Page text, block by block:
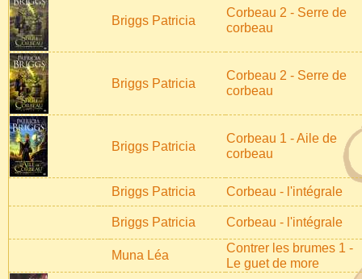
Briggs Patricia
Corbeau 2 - Serre de
corbeau
Briggs Patricia
Corbeau 2 - Serre de
corbeau
Briggs Patricia
Corbeau 1 - Aile de
corbeau
Briggs Patricia Corbeau - l'intégrale
Briggs Patricia Corbeau - l'intégrale
Muna Léa
Contrer les brumes 1 -
Le guet de more